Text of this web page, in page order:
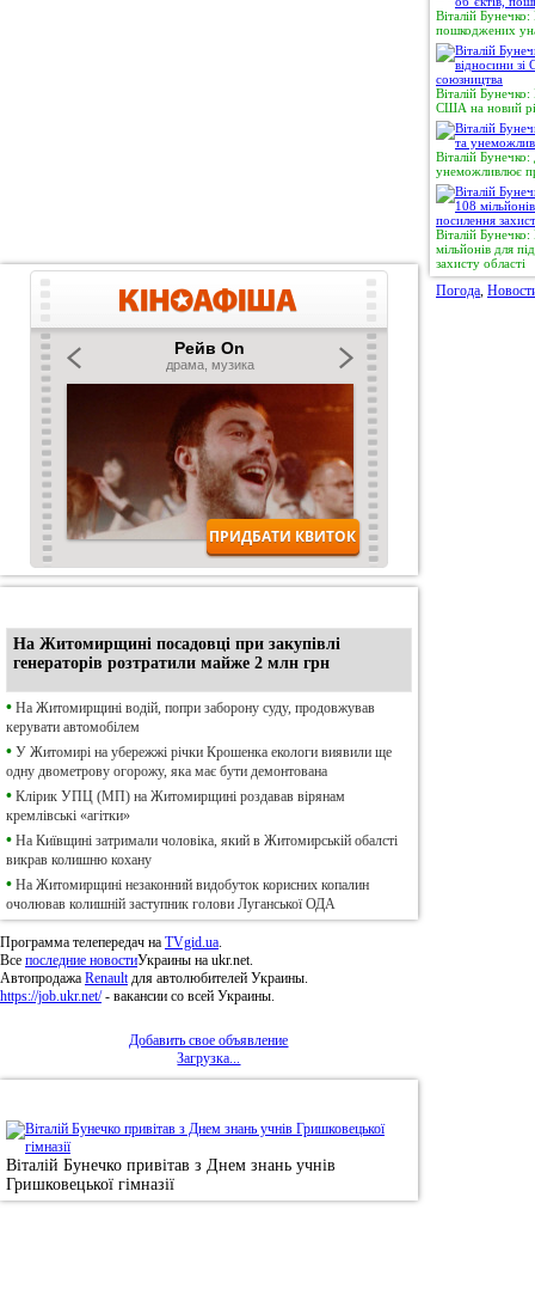
На Житомирщині посадовці при закупівлі
генераторів розтратили майже 2 млн грн
• На Житомирщині водій, попри заборону суду, продовжував
керувати автомобілем
• У Житомирі на убережжі річки Крошенка екологи виявили ще
одну двометрову огорожу, яка має бути демонтована
• Клірик УПЦ (МП) на Житомирщині роздавав вірянам
кремлівські «агітки»
• На Київщині затримали чоловіка, який в Житомирській обалсті
викрав колишню кохану
• На Житомирщині незаконний видобуток корисних копалин
очолював колишній заступник голови Луганської ОДА
Программа телепередач на TVgid.ua.
Все последние новостиУкраины на ukr.net.
Автопродажа Renaultдля автолюбителей Украины.
https://job.ukr.net/- вакансии со всей Украины.
Добавить свое объявление
Загрузка...
Віталій Бунечко привітав з Днем знань учнів
Гришковецької гімназії
Віталій
пошкоджених
Віталій
США на новий
Віталій
унеможливлює
Віталій
мільйонів для
захисту області
Погода,